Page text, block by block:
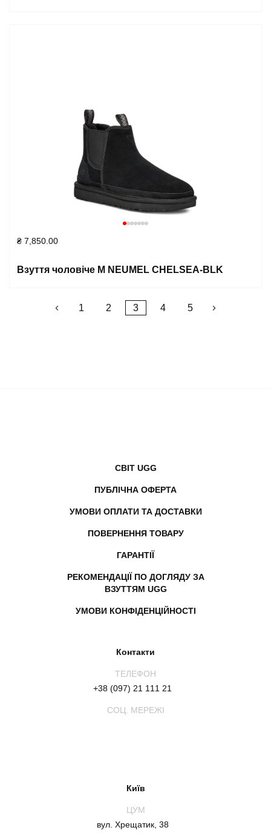
₴ 7,850.00
Взуття чоловіче M NEUMEL CHELSEA-BLK
Posts
1 2 3 4 5
СВІТ UGG
ПУБЛІЧНА ОФЕРТА
УМОВИ ОПЛАТИ ТА ДОСТАВКИ
ПОВЕРНЕННЯ ТОВАРУ
ГАРАНТІЇ
РЕКОМЕНДАЦІЇ ПО ДОГЛЯДУ ЗА
ВЗУТТЯМ UGG
УМОВИ КОНФІДЕНЦІЙНОСТІ
Контакти
ТЕЛЕФОН
+38 (097) 21 111 21
СОЦ. МЕРЕЖІ
Київ
ЦУМ
вул. Хрещатик, 38